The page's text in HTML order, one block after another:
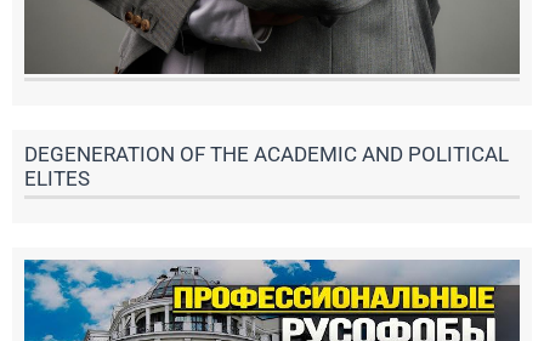
DEGENERATION OF THE ACADEMIC AND POLITICAL
ELITES